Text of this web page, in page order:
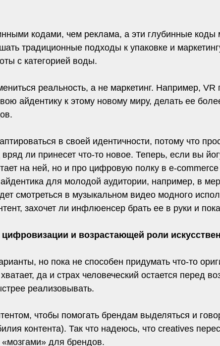
кодами, чем реклама, а эти глубинные
традиционные подходы к упаковке и
с категорией воды.
реальность, а не маркетинг. Например, VR
айдентику к этому новому миру, делать ее
в своей идентичности, потому что
ли принесет что-то новое. Теперь, если вы
на ней, но и про цифровую полку в e-
для молодой аудитории, например, в
смотреться в музыкальном видео модного
захочет ли инфлюенсер брать ее в руки и
и возрастающей роли
но пока не способен придумать что-то
да и страх человеческий остается перед
реализовывать.
чтобы помогать брендам выделяться и
контента). Так что надеюсь, что creatives
для брендов.